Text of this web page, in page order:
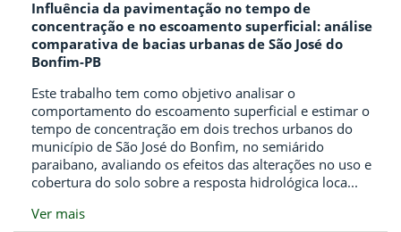
Influência da pavimentação no tempo de
concentração e no escoamento superficial: análise
comparativa de bacias urbanas de São José do
Bonfim-PB
Este trabalho tem como objetivo analisar o
comportamento do escoamento superficial e estimar o
tempo de concentração em dois trechos urbanos do
município de São José do Bonfim, no semiárido
paraibano, avaliando os efeitos das alterações no uso e
cobertura do solo sobre a resposta hidrológica loca...
Ver mais